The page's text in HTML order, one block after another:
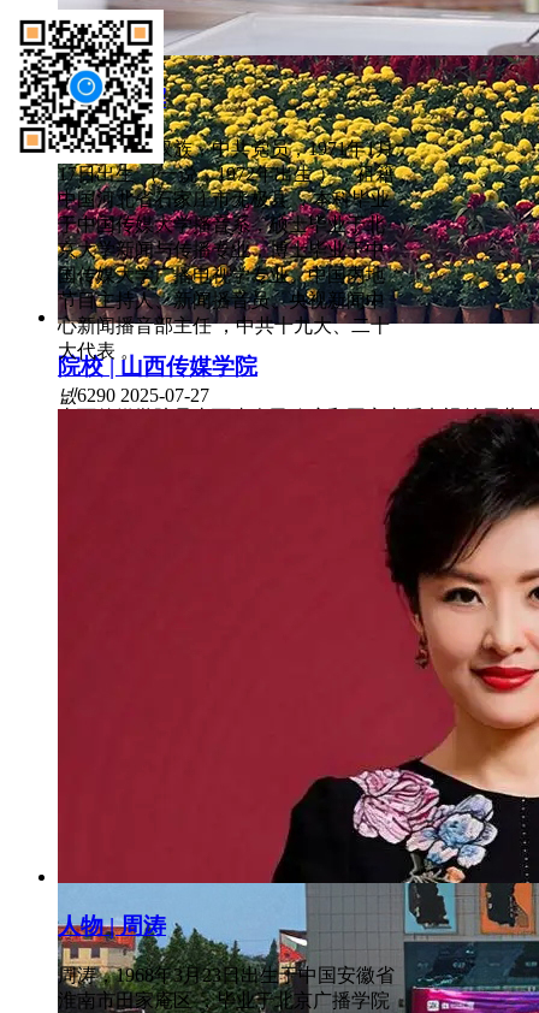
院校 | 山西传媒学院
山西传媒学院是山西省人民政府和国家广播电视总局共
华北广播电视学校，在此基础上1990年成立广播电影电
府，更名为广播电影电视管理干部学院，2013年经教育
设立山西传媒学院，成为全国第三所公办传媒类本科院
人物 | 康辉
康辉，男，汉族，中共党员，1971年1月
17日出生 （一说，1972年出生 ），祖籍
中国河北省石家庄市无极县 ，本科毕业
于中国传媒大学播音系，硕士毕业于北
京大学新闻与传播专业，博士毕业于中
国传媒大学广播电视学专业。中国内地
节目主持人、新闻播音员、央视新闻中
心新闻播音部主任 ，中共十九大、二十
大代表 。
넶6290 2025-07-27
人物 | 周涛
周涛，1968年3月23日出生于中国安徽省
淮南市田家庵区 ，毕业于北京广播学院